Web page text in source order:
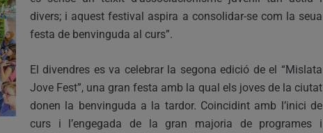
divers; i aquest festival aspira a consolidar-se com la seua
festa de benvinguda al curs”.
El divendres es va celebrar la segona edició de el “Mislata
Jove Fest”, una gran festa amb la qual els joves de la ciutat
donen la benvinguda a la tardor. Coincidint amb l’inici de
curs i l’engegada de la gran majoria de programes i